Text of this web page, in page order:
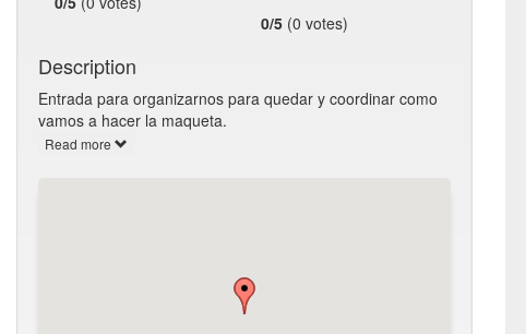
0/5 (0 votes)
Description
Entrada para organizarnos para quedar y coordinar como
vamos a hacer la maqueta.
Read more